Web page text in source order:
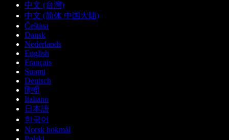
中文 (台灣)
中文 (简体 中国大陆)
Čeština
Dansk
Nederlands
English
Français
Suomi
Deutsch
हिन्दी
Italiano
日本語
한국어
Norsk bokmål